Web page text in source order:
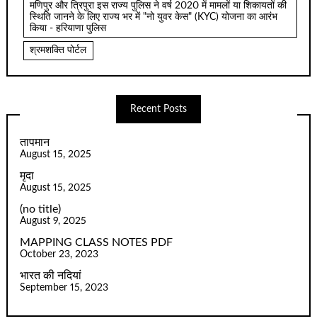
मणिपुर और त्रिपुरा इस राज्य पुलिस ने वर्ष 2020 में मामलों या शिकायतों की
स्थिति जानने के लिए राज्य भर में "नो युवर केस" (KYC) योजना का आरंभ
किया - हरियाणा पुलिस
श्रमशक्ति पोर्टल
Recent Posts
तापमान
August 15, 2025
मृदा
August 15, 2025
(no title)
August 9, 2025
MAPPING CLASS NOTES PDF
October 23, 2023
भारत की नदियां
September 15, 2023